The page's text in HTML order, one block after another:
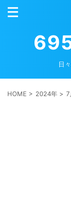
日
HOME > 2024年 > 7